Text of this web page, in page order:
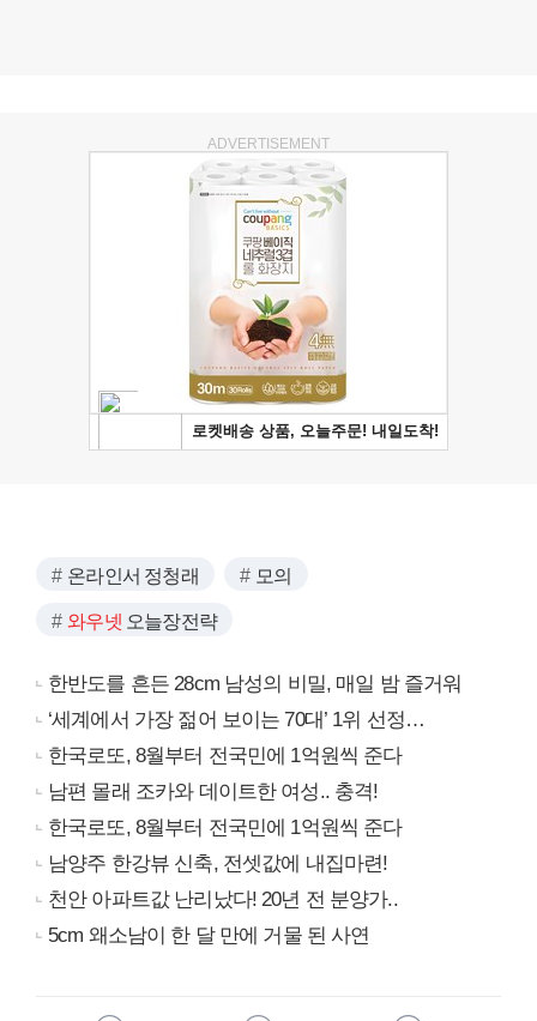
ADVERTISEMENT
온라인서 정청래 모의
와우넷 오늘장전략
한반도를 흔든 28cm 남성의 비밀, 매일 밤 즐거워
‘세계에서 가장 젊어 보이는 70대’ 1위 선정…
한국로또, 8월부터 전국민에 1억원씩 준다
남편 몰래 조카와 데이트한 여성.. 충격!
한국로또, 8월부터 전국민에 1억원씩 준다
남양주 한강뷰 신축, 전셋값에 내집마련!
천안 아파트값 난리났다! 20년 전 분양가..
5cm 왜소남이 한 달 만에 거물 된 사연